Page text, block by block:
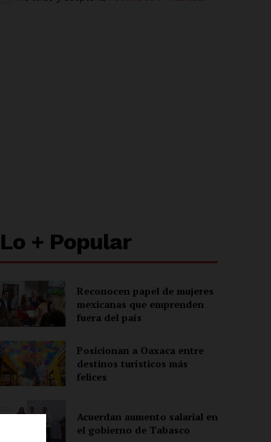
Lo + Popular
Reconocen papel de mujeres
mexicanas que emprenden
fuera del país
Posicionan a Oaxaca entre
destinos turísticos más
felices
Acuerdan aumento salarial en
el gobierno de Tabasco